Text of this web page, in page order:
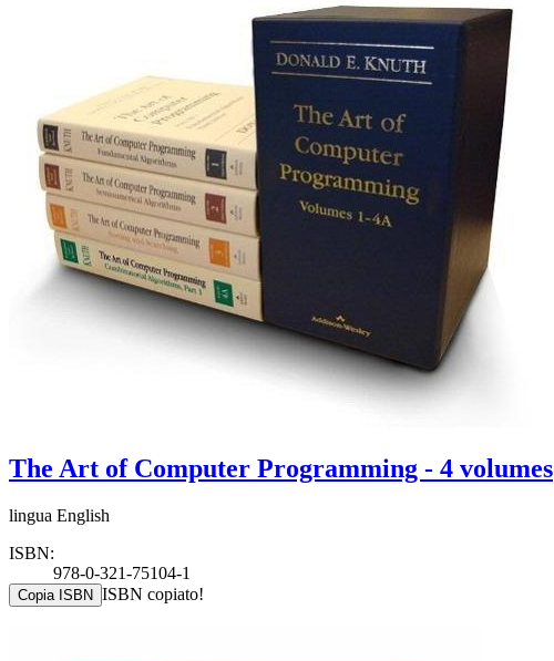
The Art of Computer Programming - 4 volumes
lingua English
ISBN:
978-0-321-75104-1
Copia ISBN ISBN copiato!